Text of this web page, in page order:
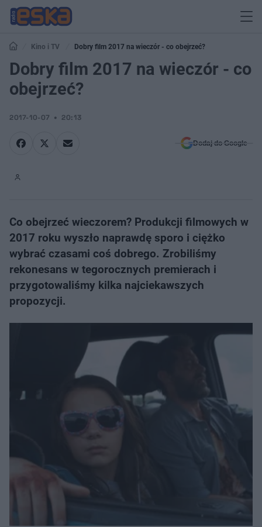
Kino i TV Dobry film 2017 na wieczór - co obejrzeć?
Dobry film 2017 na wieczór - co
obejrzeć?
2017-10-07 20:13
Dodaj do Google
Co obejrzeć wieczorem? Produkcji filmowych w
2017 roku wyszło naprawdę sporo i ciężko
wybrać czasami coś dobrego. Zrobiliśmy
rekonesans w tegorocznych premierach i
przygotowaliśmy kilka najciekawszych
propozycji.